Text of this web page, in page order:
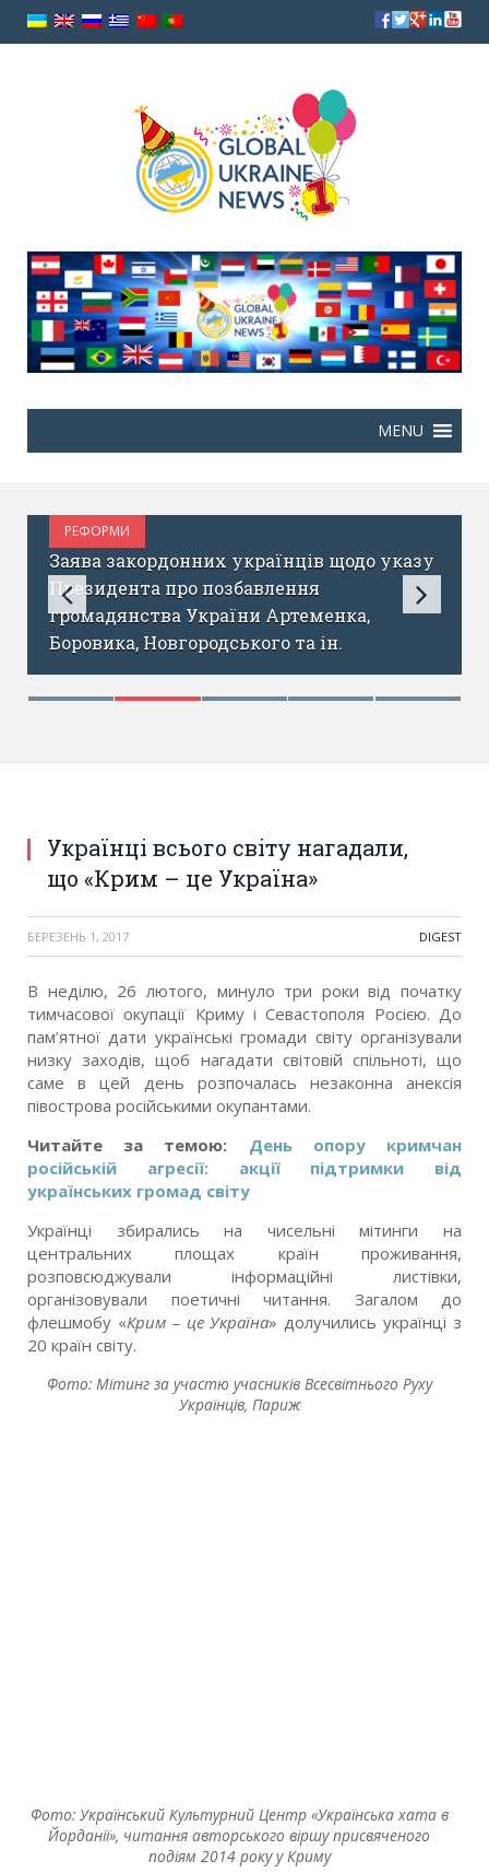
РЕФОРМИ
ТРАВЕНЬ 5, 2017
Заява закордонних українців щодо указу
Президента про позбавлення
громадянства України Артеменка,
Боровика, Новгородського та ін.
Фото: Мітинг за участю учасників Всесвітнього
Українці всього світу нагадали,
що «Крим – це Україна»
БЕРЕЗЕНЬ 1, 2017 DIGEST
В неділю, 26 лютого, минуло три роки від початку
тимчасової окупації Криму і Севастополя Росією. До
пам’ятної дати українські громади світу організували
низку заходів, щоб нагадати світовій спільноті, що
саме в цей день розпочалась незаконна анексія
півострова російськими окупантами.
Читайте за темою: День опору кримчан
російській агресії: акції підтримки від
українських громад світу
Українці збирались на чисельні мітинги на
центральних площах країн проживання,
розповсюджували інформаційні листівки,
організовували поетичні читання. Загалом до
флешмобу «Крим – це Україна» долучились українці з
20 країн світу.
Фото: Мітинг за участю учасників Всесвітнього Руху
Українців, Париж
Фото: Український Культурний Центр «Українська хата в
Йорданії», читання авторського віршу присвяченого
подіям 2014 року у Криму